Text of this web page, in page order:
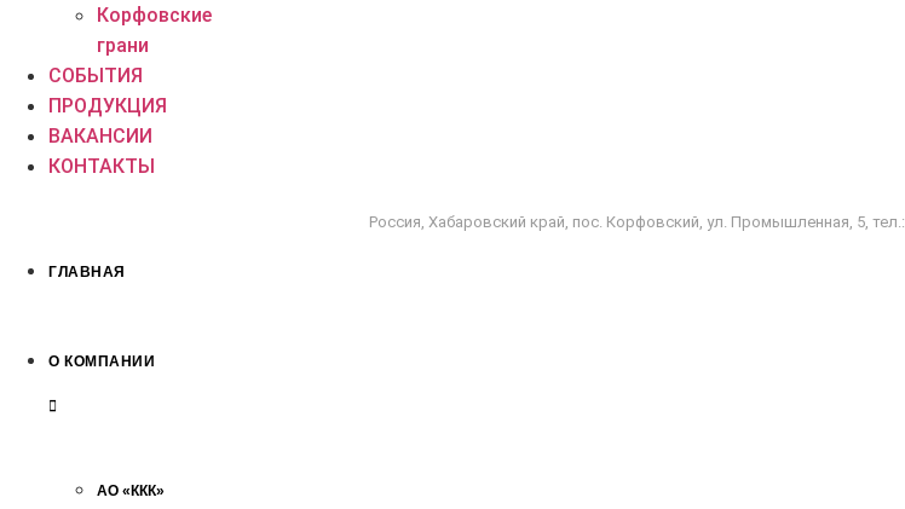
Корфовские
грани
СОБЫТИЯ
ПРОДУКЦИЯ
ВАКАНСИИ
КОНТАКТЫ
Россия, Хабаровский край, пос. Корфовский, ул. Промышленная, 5, тел.:
ГЛАВНАЯ
О КОМПАНИИ
АО «ККК»